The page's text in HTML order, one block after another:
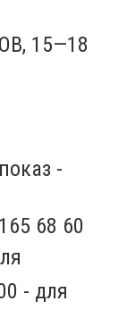
15—18
-
68 60
- для